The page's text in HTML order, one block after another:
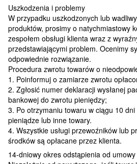
Uszkodzenia i problemy
W przypadku uszkodzonych lub
produktów, prosimy o natychmiastowy
zespołem obsługi klienta wraz z
przedstawiającymi problem. Ocenimy
odpowiednie rozwiązanie.
Procedura zwrotu towarów o
1. Poinformuj o zamiarze zwrotu
2. Zgłosić numer deklaracji wysłanej
bankowej do zwrotu pieniędzy;
3. Po otrzymaniu towaru w ciągu 10
pieniądze lub inne towary.
4. Wszystkie usługi przewoźników lub
środków są opłacane przez klienta.
14-dniowy okres odstąpienia od